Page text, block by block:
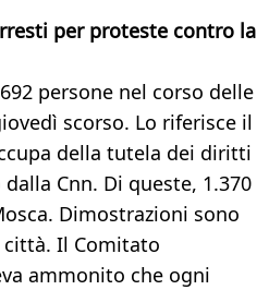
per proteste contro la
persone nel corso delle
scorso. Lo riferisce il
della tutela dei diritti
Cnn. Di queste, 1.370
Dimostrazioni sono
Il Comitato
ammonito che ogni